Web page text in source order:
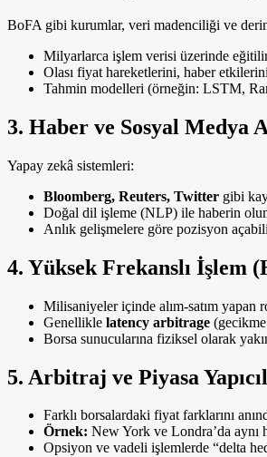
BoFA gibi kurumlar, veri madenciliği ve
Milyarlarca işlem verisi üzerinde
Olası fiyat hareketlerini, haber
Tahmin modelleri (örneğin: LSTM,
3. Haber ve Sosyal Medya
Yapay zekâ sistemleri:
Bloomberg, Reuters, Twitter gibi
Doğal dil işleme (NLP) ile haberin
Anlık gelişmelere göre pozisyon
4. Yüksek Frekanslı İşlem
Milisaniyeler içinde alım-satım yapan
Genellikle latency arbitrage
Borsa sunucularına fiziksel olarak
5. Arbitraj ve Piyasa
Farklı borsalardaki fiyat farklarını
Örnek: New York ve Londra’da aynı
Opsiyon ve vadeli işlemlerde “delta